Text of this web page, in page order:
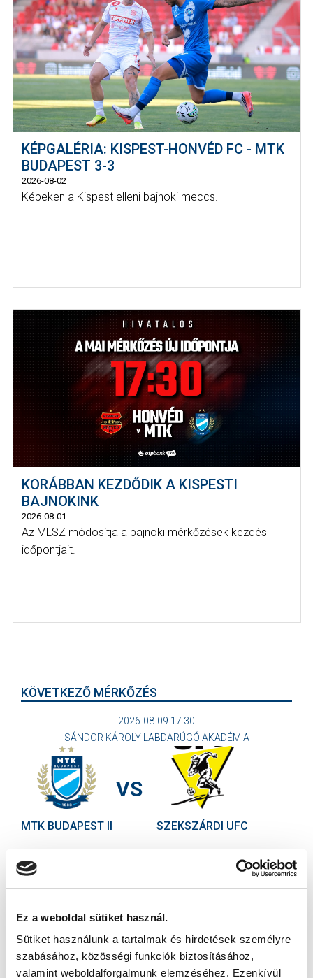
Ez a weboldal sütiket használ.
Sütiket használunk a tartalmak és hirdetések személyre
szabásához, közösségi funkciók biztosításához,
valamint weboldalforgalmunk elemzéséhez. Ezenkívül
KÉPGALÉRIA: KISPEST-HONVÉD FC - MTK
BUDAPEST 3-3
2026-08-02
Képeken a Kispest elleni bajnoki meccs.
KORÁBBAN KEZDŐDIK A KISPESTI
BAJNOKINK
2026-08-01
Az MLSZ módosítja a bajnoki mérkőzések kezdési
időpontjait.
KÖVETKEZŐ MÉRKŐZÉS
2026-08-09 17:30
SÁNDOR KÁROLY LABDARÚGÓ AKADÉMIA
MTK BUDAPEST II
VS
SZEKSZÁRDI UFC
MTK BUDAPEST HÍRLEVÉL